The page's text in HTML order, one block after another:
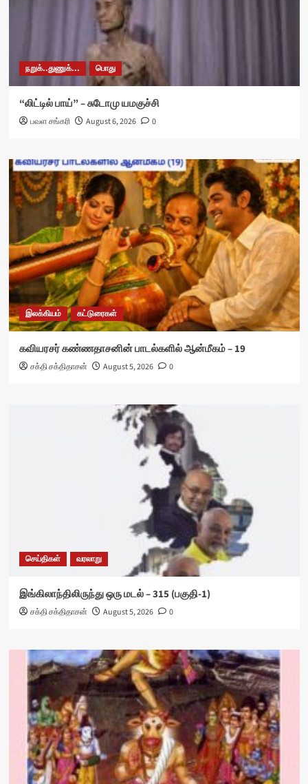
நறுக்..துணுக்... பொது
“லிட்டில் பாய்” – சுடோமு யமகுச்சி
பவள சங்கரி August 6, 2026 0
இலக்கியம் கட்டுரைகள்
கவியரசர் கண்ணதாசனின் பாடல்களில் ஆன்மீகம் – 19
சக்தி சக்திதாசன் August 5, 2026 0
செய்திகள் வரலாறு
இங்கிலாந்திலிருந்து ஒரு மடல் – 315 (பகுதி-1)
சக்தி சக்திதாசன் August 5, 2026 0